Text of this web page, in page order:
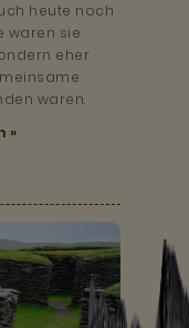
heute noch
waren sie
eher
waren.
»